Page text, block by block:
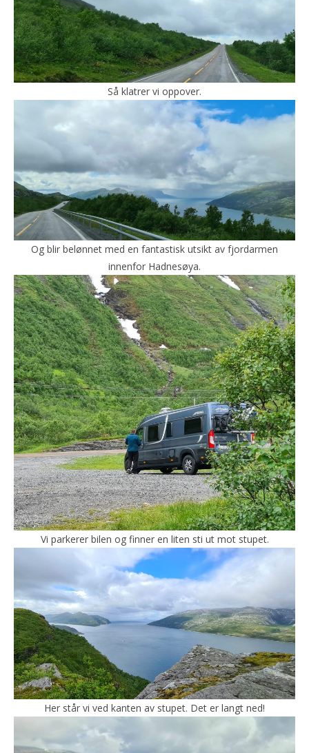
Så klatrer vi oppover.
Og blir belønnet med en fantastisk utsikt av fjordarmen
innenfor Hadnesøya.
Vi parkerer bilen og finner en liten sti ut mot stupet.
Her står vi ved kanten av stupet. Det er langt ned!